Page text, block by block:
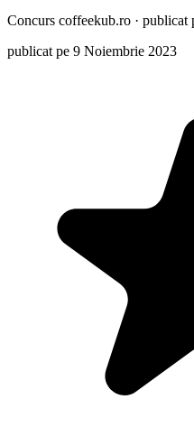
Concurs coffeekub.ro · publicat
publicat pe 9 Noiembrie 2023